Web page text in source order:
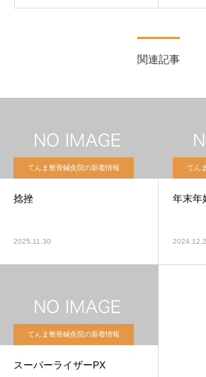
関連記事
てんま整骨鍼灸院の新着情報
捻挫
2025.11.30
てん
年末年
てんま整骨鍼灸院の新着情報
スーパーライザーPX